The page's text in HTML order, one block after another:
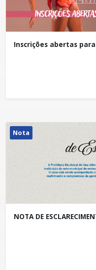
Inscrições abertas
Nota
NOTA DE